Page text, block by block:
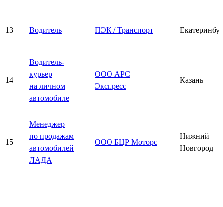
13 Водитель ПЭК / Транспорт
14
Водитель-
курьер
на личном
автомобиле
ООО АРС
Экспресс
Казань
15
Менеджер
по продажам
автомобилей
ЛАДА
ООО БЦР Моторс
Нижний
Новгород